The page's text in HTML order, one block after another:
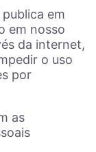
em
em nosso
da internet,
o uso
por
as